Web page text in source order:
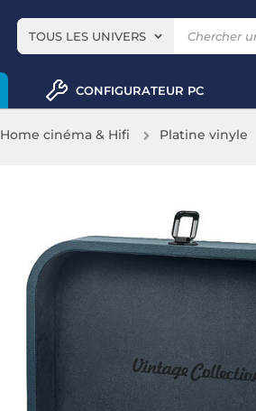
TOUS LES UNIVERS
CONFIGURATEUR PC
Home cinéma & Hifi Platine vinyle